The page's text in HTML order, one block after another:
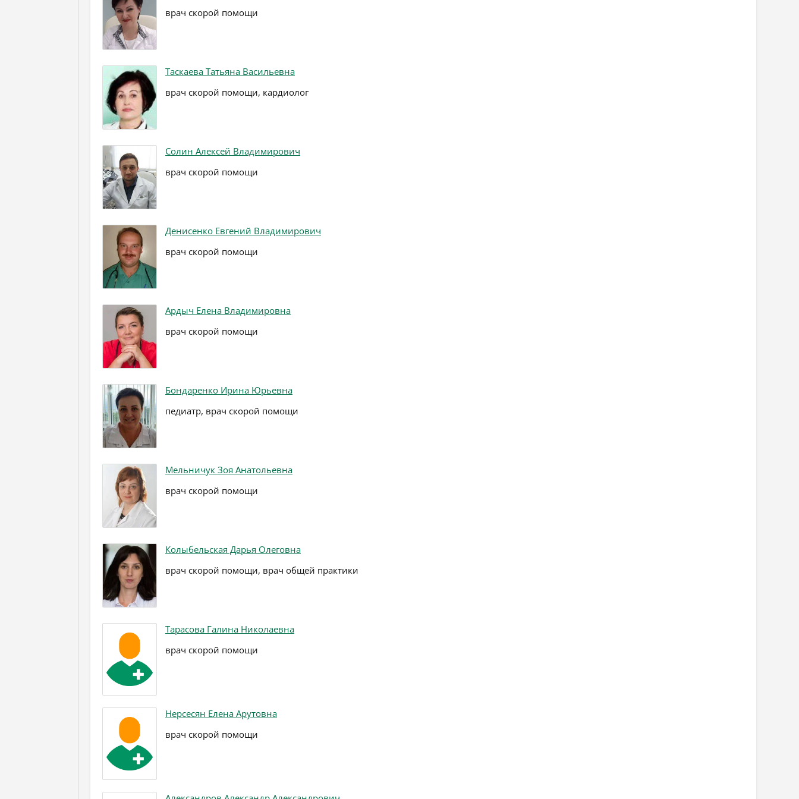
врач скорой помощи
Таскаева Татьяна Васильевна
врач скорой помощи, кардиолог
Солин Алексей Владимирович
врач скорой помощи
Денисенко Евгений Владимирович
врач скорой помощи
Ардыч Елена Владимировна
врач скорой помощи
Бондаренко Ирина Юрьевна
педиатр, врач скорой помощи
Мельничук Зоя Анатольевна
врач скорой помощи
Колыбельская Дарья Олеговна
врач скорой помощи, врач общей практики
Тарасова Галина Николаевна
врач скорой помощи
Нерсесян Елена Арутовна
врач скорой помощи